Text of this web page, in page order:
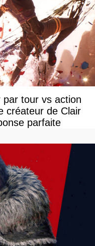
par tour vs action
créateur de Clair
parfaite